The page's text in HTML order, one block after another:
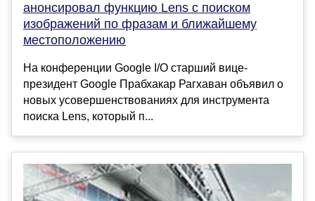
анонсировал функцию Lens с поиском
изображений по фразам и ближайшему
местоположению
На конференции Google I/O старший вице-
президент Google Прабхакар Рагхаван объявил о
новых усовершенствованиях для инструмента
поиска Lens, который п...